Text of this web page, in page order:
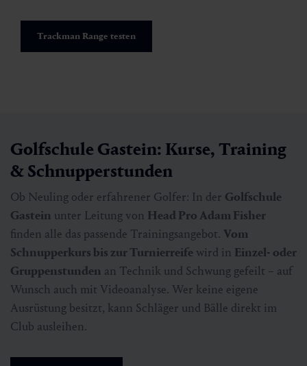
Trackman Range testen
Golfschule Gastein: Kurse, Training
& Schnupperstunden
Ob Neuling oder erfahrener Golfer: In der Golfschule
Gastein unter Leitung von Head Pro Adam Fisher
finden alle das passende Trainingsangebot. Vom
Schnupperkurs bis zur Turnierreife wird in Einzel- oder
Gruppenstunden an Technik und Schwung gefeilt – auf
Wunsch auch mit Videoanalyse. Wer keine eigene
Ausrüstung besitzt, kann Schläger und Bälle direkt im
Club ausleihen.